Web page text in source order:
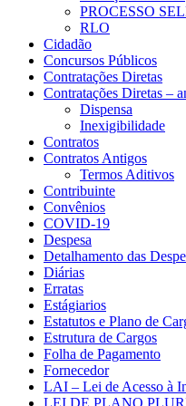
PROCESSO
RLO
Cidadão
Concursos Públicos
Contratações Diretas
Contratações Diretas –
Dispensa
Inexigibilidade
Contratos
Contratos Antigos
Termos Aditivos
Contribuinte
Convênios
COVID-19
Despesa
Detalhamento das
Diárias
Erratas
Estágiarios
Estatutos e Plano de
Estrutura de Cargos
Folha de Pagamento
Fornecedor
LAI – Lei de Acesso à
LEI DE PLANO